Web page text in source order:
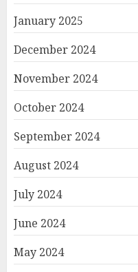
January 2025
December 2024
November 2024
October 2024
September 2024
August 2024
July 2024
June 2024
May 2024